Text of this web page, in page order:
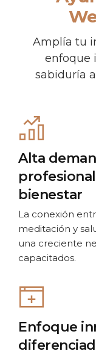
Amplía tu
enfoque
sabiduría
Alta
bienestar
La conexión
meditación y
una creciente
capacitados.
Enfoque